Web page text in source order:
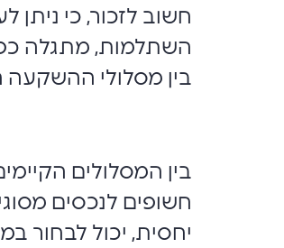
חשוב לזכור, כי
השתלמות, מתגלה
בין מסלולי ההשקעה
בין המסלולים
חשופים לנכסים
יחסית, יכול לבחור